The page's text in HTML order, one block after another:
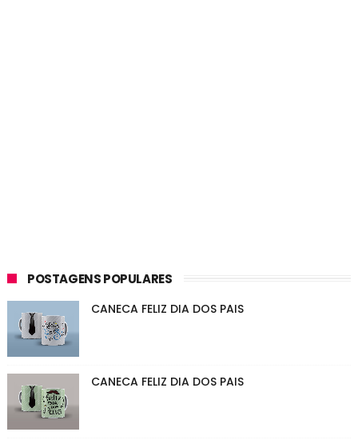
POSTAGENS POPULARES
CANECA FELIZ DIA DOS PAIS
CANECA FELIZ DIA DOS PAIS